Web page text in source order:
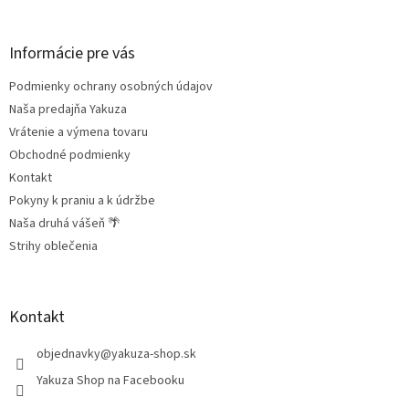
Informácie pre vás
Podmienky ochrany osobných údajov
Naša predajňa Yakuza
Vrátenie a výmena tovaru
Obchodné podmienky
Kontakt
Pokyny k praniu a k údržbe
Naša druhá vášeň 🌴
Strihy oblečenia
Kontakt
objednavky@yakuza-shop.sk
Yakuza Shop na Facebooku